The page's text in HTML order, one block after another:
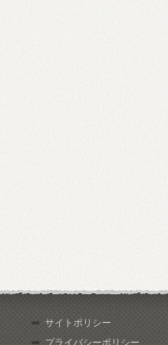
サイトポリシー
プライバシーポリシー